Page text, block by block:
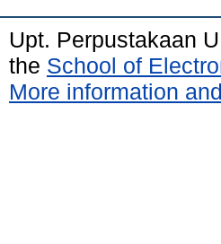
Upt. Perpustakaan
the School of
More information